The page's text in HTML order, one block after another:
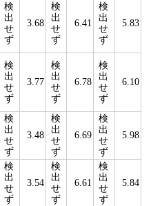
検
出
せ
ず
3.68
検
出
せ
ず
6.41
検
出
せ
ず
5.83
検
出
せ
ず
3.77
検
出
せ
ず
6.78
検
出
せ
ず
6.10
検
出
せ
ず
3.48
検
出
せ
ず
6.69
検
出
せ
ず
5.98
検
出
せ
ず
3.54
検
出
せ
ず
6.61
検
出
せ
ず
5.84